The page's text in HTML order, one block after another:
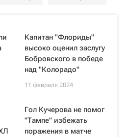
Капитан "Флориды"
высоко оценил заслугу
Бобровского в победе
над "Колорадо"
11 февраля 2024
Гол Кучерова не помог
"Тампе" избежать
поражения в матче